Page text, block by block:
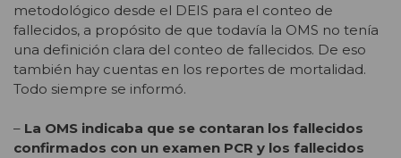
metodológico desde el DEIS para el conteo de
fallecidos, a propósito de que todavía la OMS no tenía
una definición clara del conteo de fallecidos. De eso
también hay cuentas en los reportes de mortalidad.
Todo siempre se informó.
– La OMS indicaba que se contaran los fallecidos
confirmados con un examen PCR y los fallecidos